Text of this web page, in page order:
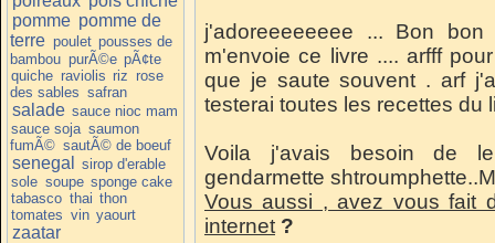
pomme pomme de
terre poulet pousses de
bambou purÃ©e pÃ¢te
quiche raviolis riz rose
des sables safran
salade sauce nioc mam
sauce soja saumon
fumÃ© sautÃ© de boeuf
senegal
sirop d'erable
sole soupe sponge cake
tabasco thai thon
tomates vin yaourt
zaatar
j'adoreeeeeeee ... Bon
m'envoie ce livre .... arfff
que je saute souvent . arf
testerai toutes les recettes du
Voila j'avais besoin de le
gendarmette
Vous aussi , avez vous fait
internet ?